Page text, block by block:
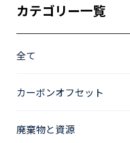
カテゴリー一覧
全て
カーボンオフセット
廃棄物と資源